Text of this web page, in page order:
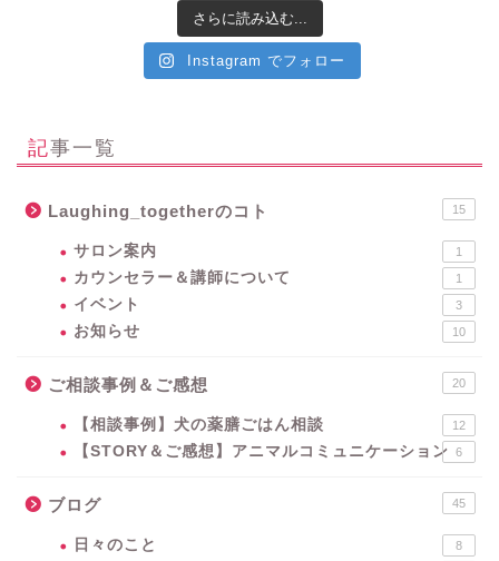
さらに読み込む...
Instagram でフォロー
記事一覧
Laughing_togetherのコト 15
サロン案内 1
カウンセラー＆講師について 1
イベント 3
お知らせ 10
ご相談事例＆ご感想 20
【相談事例】犬の薬膳ごはん相談 12
【STORY＆ご感想】アニマルコミュニケーション 6
ブログ 45
日々のこと 8